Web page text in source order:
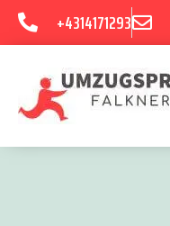
+4314171293